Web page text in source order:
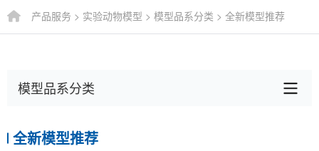
产品服务 > 实验动物模型 > 模型品系分类 > 全新模型推荐
模型品系分类
全新模型推荐